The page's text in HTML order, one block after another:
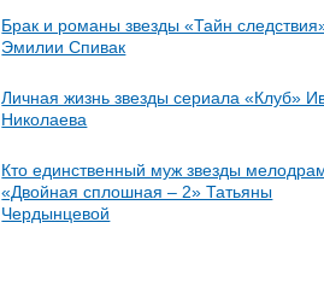
Брак и романы звезды «Тайн
Эмилии Спивак
Личная жизнь звезды сериала «Клуб»
Николаева
Кто единственный муж звезды
«Двойная сплошная – 2» Татьяны
Чердынцевой